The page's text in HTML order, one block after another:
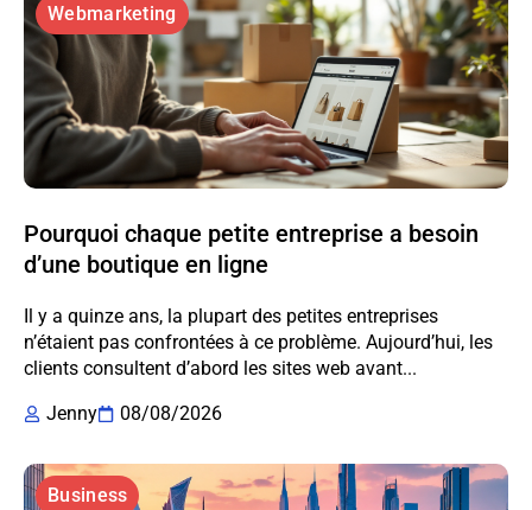
Webmarketing
Pourquoi chaque petite entreprise a besoin
d’une boutique en ligne
Il y a quinze ans, la plupart des petites entreprises
n’étaient pas confrontées à ce problème. Aujourd’hui, les
clients consultent d’abord les sites web avant...
Jenny
08/08/2026
Business